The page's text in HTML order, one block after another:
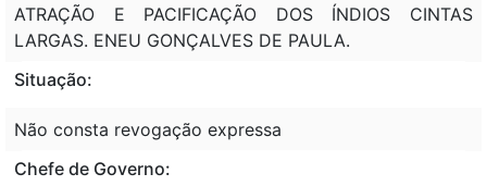
ATRAÇÃO E PACIFICAÇÃO DOS ÍNDIOS CINTAS
LARGAS. ENEU GONÇALVES DE PAULA.
Situação:
Não consta revogação expressa
Chefe de Governo: